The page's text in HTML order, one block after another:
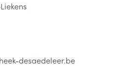
desaedeleer.be